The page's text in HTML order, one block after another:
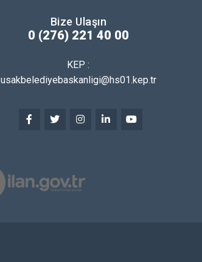
Bize Ulaşın
0 (276) 221 40 00
KEP :
usakbelediyebaskanligi@hs01.kep.tr